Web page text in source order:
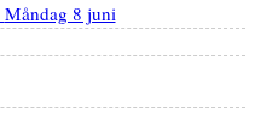
Måndag 8 juni